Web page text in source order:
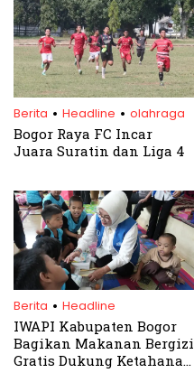
Sehat
Berita . Headline . olahraga
Bogor Raya FC Incar
Juara Suratin dan Liga 4
Berita . Headline
IWAPI Kabupaten Bogor
Bagikan Makanan Bergizi
Gratis Dukung Ketahanan